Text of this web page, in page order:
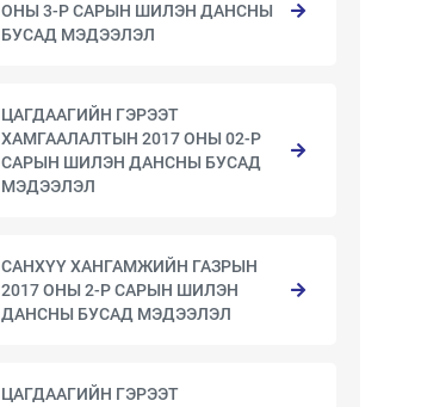
ОНЫ 3-Р САРЫН ШИЛЭН ДАНСНЫ
БУСАД МЭДЭЭЛЭЛ
ЦАГДААГИЙН ГЭРЭЭТ
ХАМГААЛАЛТЫН 2017 ОНЫ 02-Р
САРЫН ШИЛЭН ДАНСНЫ БУСАД
МЭДЭЭЛЭЛ
САНХҮҮ ХАНГАМЖИЙН ГАЗРЫН
2017 ОНЫ 2-Р САРЫН ШИЛЭН
ДАНСНЫ БУСАД МЭДЭЭЛЭЛ
ЦАГДААГИЙН ГЭРЭЭТ